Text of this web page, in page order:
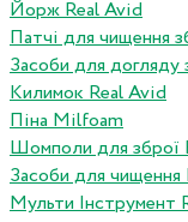
Йорж Real Avid
Патчі для чищення
Засоби для
Килимок Real Avid
Піна Milfoam
Шомполи для зброї
Засоби для
Мульти Інструмент